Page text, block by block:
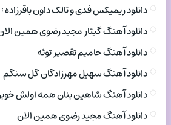
دانلود ریمیکس فدی و تالک داون
دانلود آهنگ گیتار مجید رضوی همین
دانلود آهنگ حامیم تقصیر توئه
دانلود آهنگ سهیل مهرزادگان گل سنگم
دانلود آهنگ شاهین بنان همه اولش
دانلود آهنگ مجید رضوی همین الان